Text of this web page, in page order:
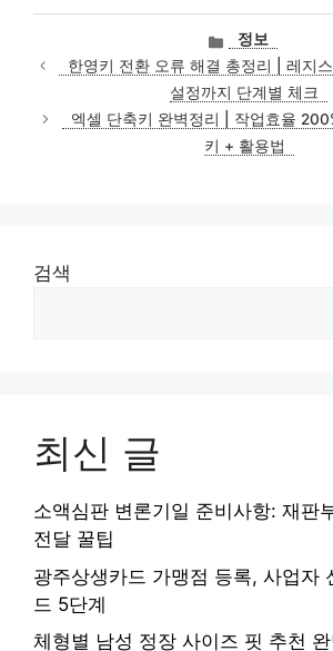
카
테
고
리
정보
한영키 전환 오류 해결 총정리 | 레지
설정까지 단계별 체크
엑셀 단축키 완벽정리 | 작업효율
키 + 활용법
검색
최신 글
소액심판 변론기일 준비사항: 재판
전달 꿀팁
광주상생카드 가맹점 등록, 사업자
드 5단계
체형별 남성 정장 사이즈 핏 추천